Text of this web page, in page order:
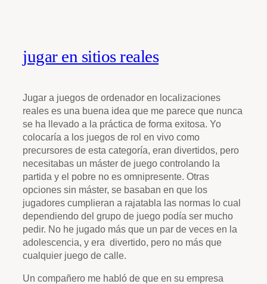
jugar en sitios reales
Jugar a juegos de ordenador en localizaciones
reales es una buena idea que me parece que nunca
se ha llevado a la práctica de forma exitosa. Yo
colocaría a los juegos de rol en vivo como
precursores de esta categoría, eran divertidos, pero
necesitabas un máster de juego controlando la
partida y el pobre no es omnipresente. Otras
opciones sin máster, se basaban en que los
jugadores cumplieran a rajatabla las normas lo cual
dependiendo del grupo de juego podía ser mucho
pedir. No he jugado más que un par de veces en la
adolescencia, y era divertido, pero no más que
cualquier juego de calle.
Un compañero me habló de que en su empresa